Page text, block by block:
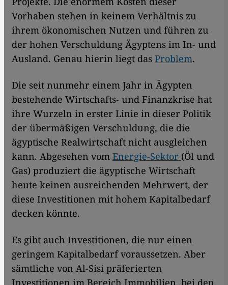
Vorhaben stehen in keinem Verhältnis zu
ihrem ökonomischen Nutzen und führen zu
der hohen Verschuldung Ägyptens im In- und
Ausland. Genau hierin liegt das Problem.
Die seit nunmehr einem Jahr in Ägypten
bestehende Wirtschafts- und Finanzkrise hat
ihre Wurzeln in erster Linie in dieser Politik
der übermäßigen Verschuldung, die die
ägyptische Realwirtschaft nicht ausgleichen
kann. Abgesehen vom Energie-Sektor (Öl und
Gas) produziert die ägyptische Wirtschaft
heute keinen ausreichenden Mehrwert, der
diese Investitionen mit hohem Kapitalbedarf
decken könnte.
Es gibt auch Investitionen, die nur einen
geringem Kapitalbedarf voraussetzen. Aber
sämtliche von Al-Sisi präferierten